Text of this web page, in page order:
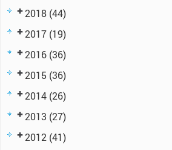
2018 (44)
2017 (19)
2016 (36)
2015 (36)
2014 (26)
2013 (27)
2012 (41)